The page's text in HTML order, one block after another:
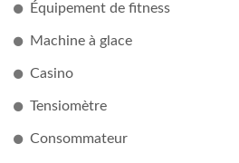
Équipement de fitness
Machine à glace
Casino
Tensiomètre
Consommateur